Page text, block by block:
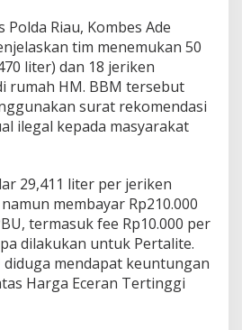
Riau, Kombes Ade
tim menemukan 50
liter) dan 18 jeriken
rumah HM. BBM tersebut
surat rekomendasi
ilegal kepada masyarakat
29,411 liter per jeriken
membayar Rp210.000
termasuk fee Rp10.000 per
dilakukan untuk Pertalite.
diduga mendapat keuntungan
Harga Eceran Tertinggi